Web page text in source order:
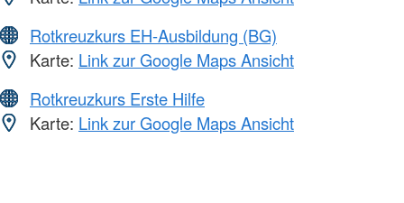
Rotkreuzkurs EH-Ausbildung (BG)
Karte: Link zur Google Maps Ansicht
Rotkreuzkurs Erste Hilfe
Karte: Link zur Google Maps Ansicht